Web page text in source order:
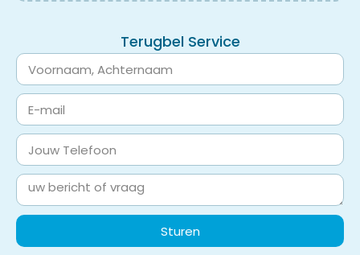
Terugbel Service
Sturen